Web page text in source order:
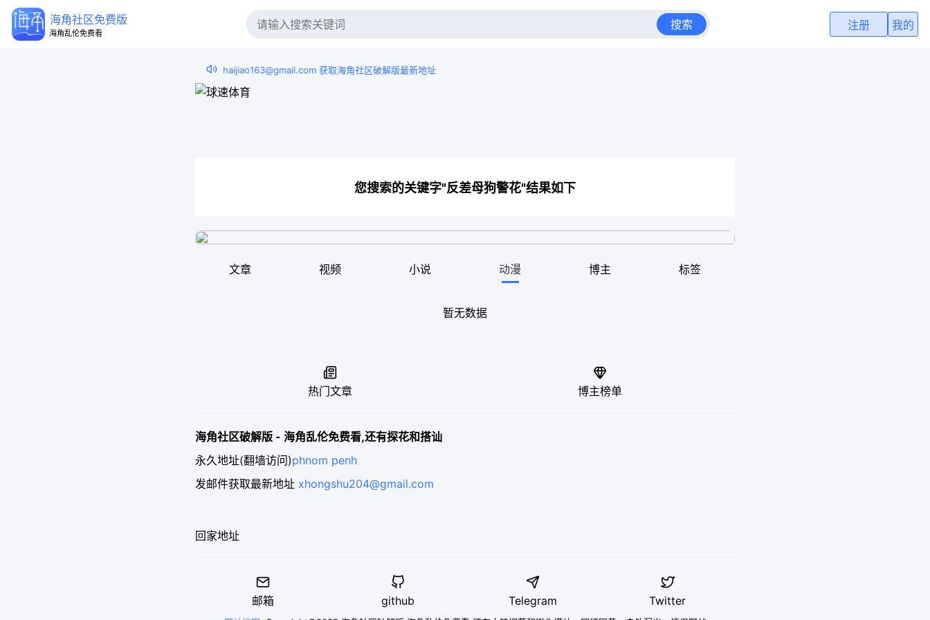
海角社区免费版
海角乱伦免费看
搜索 注册 我的

发任意内容到邮箱：haijiao163@gmail.com获取海角社区破解版最新地址
您搜索的关键字"反差母狗警花"结果如下
文章 视频 小说 动漫 博主 标签
暂无数据

热门文章

博主榜单
海角社区破解版 - 海角乱伦免费看,还有探花和搭讪
永久地址(翻墙访问)phnom penh
发邮件获取最新地址 xhongshu204@gmail.com
回家地址

邮箱

github

Telegram

Twitter